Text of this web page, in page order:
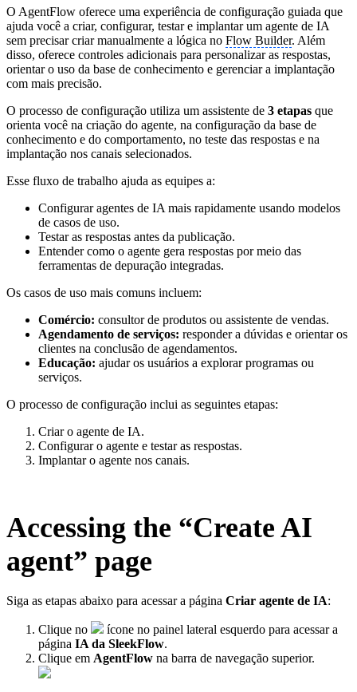
O AgentFlow oferece uma experiência de configuração guiada que
ajuda você a criar, configurar, testar e implantar um agente de IA
sem precisar criar manualmente a lógica no Flow Builder. Além
disso, oferece controles adicionais para personalizar as respostas,
orientar o uso da base de conhecimento e gerenciar a implantação
com mais precisão.
O processo de configuração utiliza um assistente de 3 etapas que
orienta você na criação do agente, na configuração da base de
conhecimento e do comportamento, no teste das respostas e na
implantação nos canais selecionados.
Esse fluxo de trabalho ajuda as equipes a:
Configurar agentes de IA mais rapidamente usando modelos
de casos de uso.
Testar as respostas antes da publicação.
Entender como o agente gera respostas por meio das
ferramentas de depuração integradas.
Os casos de uso mais comuns incluem:
Comércio: consultor de produtos ou assistente de vendas.
Agendamento de serviços: responder a dúvidas e orientar os
clientes na conclusão de agendamentos.
Educação: ajudar os usuários a explorar programas ou
serviços.
O processo de configuração inclui as seguintes etapas:
Criar o agente de IA.
Configurar o agente e testar as respostas.
Implantar o agente nos canais.
Accessing the “Create AI
agent” page
Siga as etapas abaixo para acessar a página Criar agente de IA:
Clique no
ícone no painel lateral esquerdo para acessar a
página IA da SleekFlow.
Clique em AgentFlow na barra de navegação superior.